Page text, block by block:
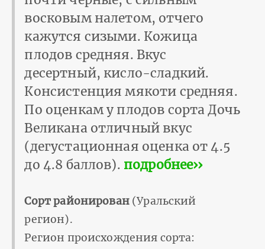
восковым налетом, отчего
кажутся сизыми. Кожица
плодов средняя. Вкус
десертный, кисло-сладкий.
Консистенция мякоти средняя.
По оценкам у плодов сорта Дочь
Великана отличный вкус
(дегустационная оценка от 4.5
до 4.8 баллов). подробнее››
Сорт районирован(Уральский
регион).
Регион происхождения сорта: